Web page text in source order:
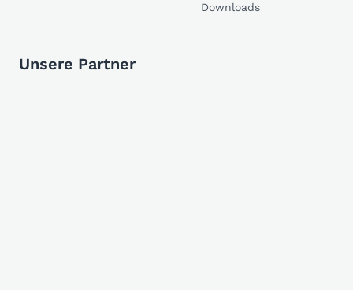
Downloads
Unsere Partner